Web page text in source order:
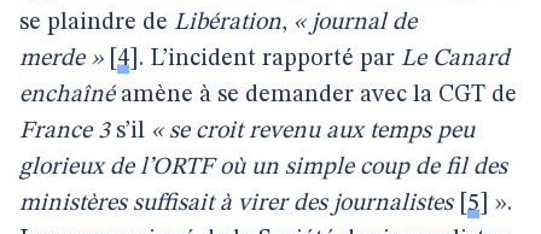
se plaindre de Libération, « journal de
merde »[ 4 . L’incident rapporté par Le Canard
enchaînéamène à se demander avec la CGT de
France 3s’il « se croit revenu aux temps peu
glorieux de l’ORTF où un simple coup de fil des
ministères suffisait à virer des journalistes[ 5
».